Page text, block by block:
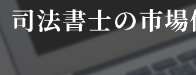
司法書士の市